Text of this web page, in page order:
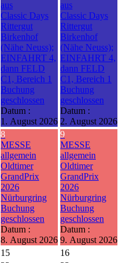
aus
Classic Days
Rittergut
Birkenhof
(Nähe Neuss);
EINFAHRT 4,
dann FELD
C1, Bereich 1
Buchung
geschlossen
Datum :
1. August 2026
aus
Classic Days
Rittergut
Birkenhof
(Nähe Neuss);
EINFAHRT 4,
dann FELD
C1, Bereich 1
Buchung
geschlossen
Datum :
2. August 2026
8
MESSE
allgemein
Oldtimer
GrandPrix
2026
Nürburgring
Buchung
geschlossen
Datum :
8. August 2026
9
MESSE
allgemein
Oldtimer
GrandPrix
2026
Nürburgring
Buchung
geschlossen
Datum :
9. August 2026
15
16